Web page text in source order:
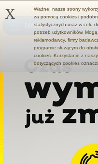
Menu
X
Ważne: nasze strony
za pomocą cookies i
statystycznych oraz w celu
potrzeb użytkowników.
reklamodawcy, firmy
programie służącym do
cookies. Korzystanie z
dotyczących cookies